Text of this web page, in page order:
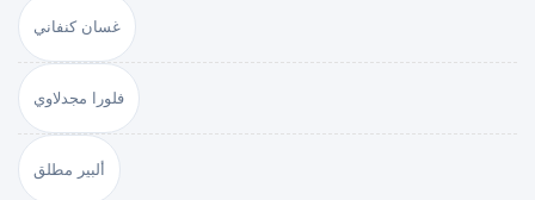
غسان كنفاني
فلورا مجدلاوي
ألبير مطلق